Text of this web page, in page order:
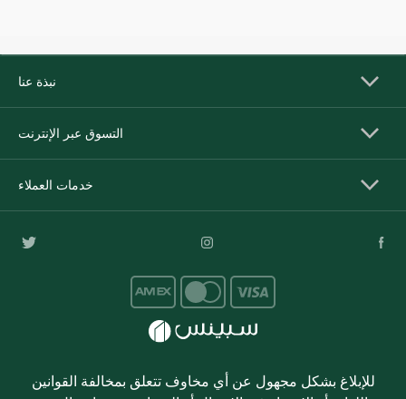
نبذة عنا
التسوق عبر الإنترنت
خدمات العملاء
للإبلاغ بشكل مجهول عن أي مخاوف تتعلق بمخالفة القوانين